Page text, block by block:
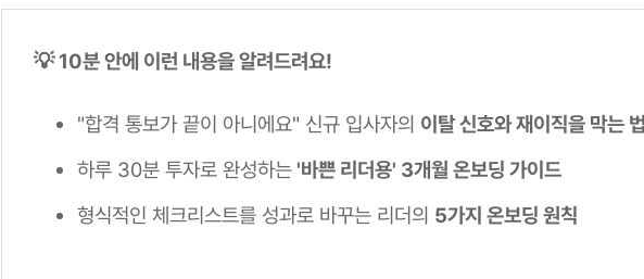
💡 10분 안에 이런 내용을 알려드려요!
"합격 통보가 끝이 아니에요" 신규 입사자의 이탈 신호와 재이직을 막는
하루 30분 투자로 완성하는 '바쁜 리더용' 3개월 온보딩 가이드
형식적인 체크리스트를 성과로 바꾸는 리더의 5가지 온보딩 원칙